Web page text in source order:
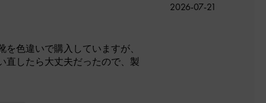
色違いで購入していますが、
直したら大丈夫だったので、製
2026-07-21